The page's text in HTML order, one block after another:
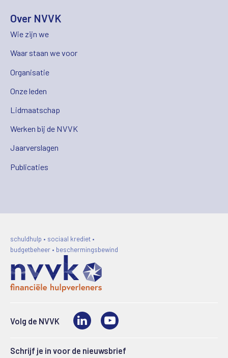
Over NVVK
Wie zijn we
Waar staan we voor
Organisatie
Onze leden
Lidmaatschap
Werken bij de NVVK
Jaarverslagen
Publicaties
schuldhulp • sociaal krediet •
budgetbeheer • beschermingsbewind
Volg de NVVK LinkedIn
Schrijf je in voor de nieuwsbrief